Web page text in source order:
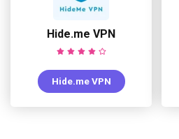
Hide.me VPN
Hide.me VPN